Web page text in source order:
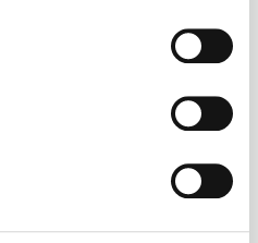
prossimo Incontro! Il link
Zoom al Programma vi verrà
al suo acquisto qui sotto, a
Leggi tutto